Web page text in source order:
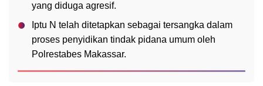
yang diduga agresif.
Iptu N telah ditetapkan sebagai tersangka dalam
proses penyidikan tindak pidana umum oleh
Polrestabes Makassar.